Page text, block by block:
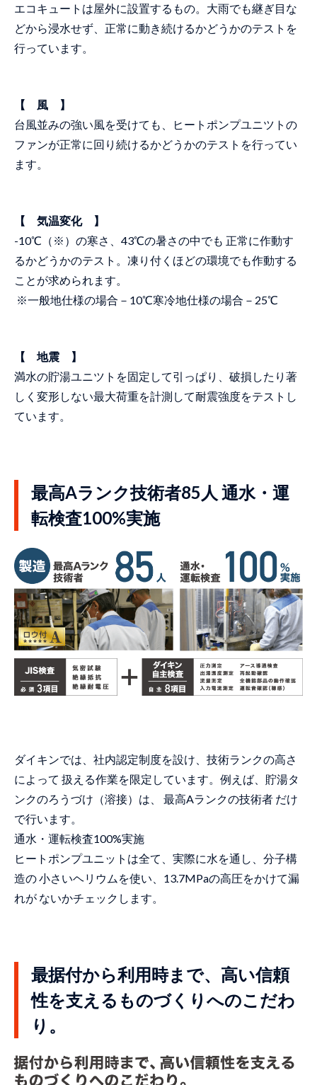
エコキュートは屋外に設置するもの。大雨でも継ぎ目な
どから浸水せず、正常に動き続けるかどうかのテストを
行っています。
【 風 】
台風並みの強い風を受けても、ヒートポンプユニツトの
ファンが正常に回り続けるかどうかのテストを行ってい
ます。
【 気温変化 】
-10℃（※）の寒さ、43℃の暑さの中でも 正常に作動す
るかどうかのテスト。凍り付くほどの環境でも作動する
ことが求められます。
※一般地仕様の場合－10℃寒冷地仕様の場合－25℃
【 地震 】
満水の貯湯ユニツトを固定して引っぱり、破損したり著
しく変形しない最大荷重を計測して耐震強度をテストし
ています。
最高Aランク技術者85人 通水・運
転検査100%実施
ダイキンでは、社内認定制度を設け、技術ランクの高さ
によって 扱える作業を限定しています。例えば、貯湯タ
ンクのろうづけ（溶接）は、 最高Aランクの技術者 だけ
で行います。
通水・運転検査100%実施
ヒートポンプユニットは全て、実際に水を通し、分子構
造の 小さいヘリウムを使い、13.7MPaの高圧をかけて漏
れが ないかチェックします。
最据付から利用時まで、高い信頼
性を支えるものづくりへのこだわ
り。